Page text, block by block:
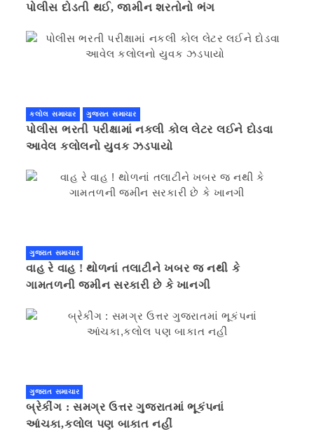
પોલીસ દોડતી થઈ, જામીન શરતોનો ભંગ
કલોલ સમાચાર ગુજરાત સમાચાર
પોલીસ ભરતી પરીક્ષામાં નકલી કોલ લેટર લઈને દોડવા
આવેલ કલોલનો યુવક ઝડપાયો
ગુજરાત સમાચાર
વાહ રે વાહ ! થોળનાં તલાટીને ખબર જ નથી કે
ગામતળની જમીન સરકારી છે કે ખાનગી
ગુજરાત સમાચાર
બ્રેકીંગ : સમગ્ર ઉત્તર ગુજરાતમાં ભૂકંપનાં
આંચકા,કલોલ પણ બાકાત નહીં